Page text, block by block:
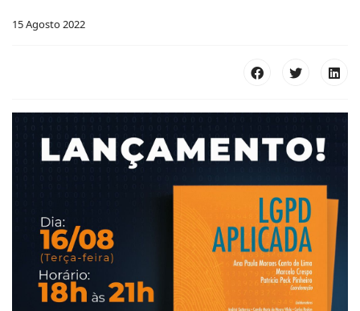
15 Agosto 2022